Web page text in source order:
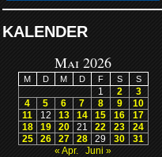
KALENDER
Mai 2026
M D M D F S S
1 2
3
4
5 6 7 8 9
10
11
12 13 14 15 16
17
18
19 20 21 22 23
24
25
26 27 28 29 30
31
« Apr.
Juni »